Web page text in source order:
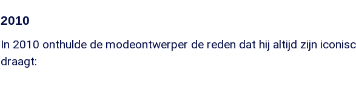
2010
In 2010 onthulde de modeontwerper de reden dat hij altijd zijn
draagt: